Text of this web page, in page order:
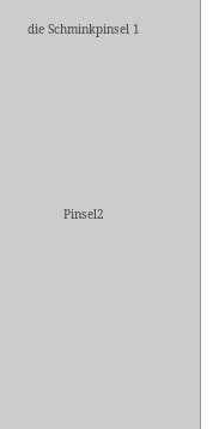
die Schminkpinsel 1
Pinsel2